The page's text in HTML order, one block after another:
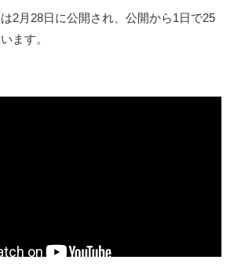
2月28日に公開され、公開から1日で25
ます。